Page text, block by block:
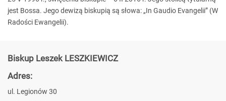
jest Bossa. Jego dewizą biskupią są słowa: „In Gaudio Evangelii” (W
Radości Ewangelii).
Biskup Leszek LESZKIEWICZ
Adres:
ul. Legionów 30